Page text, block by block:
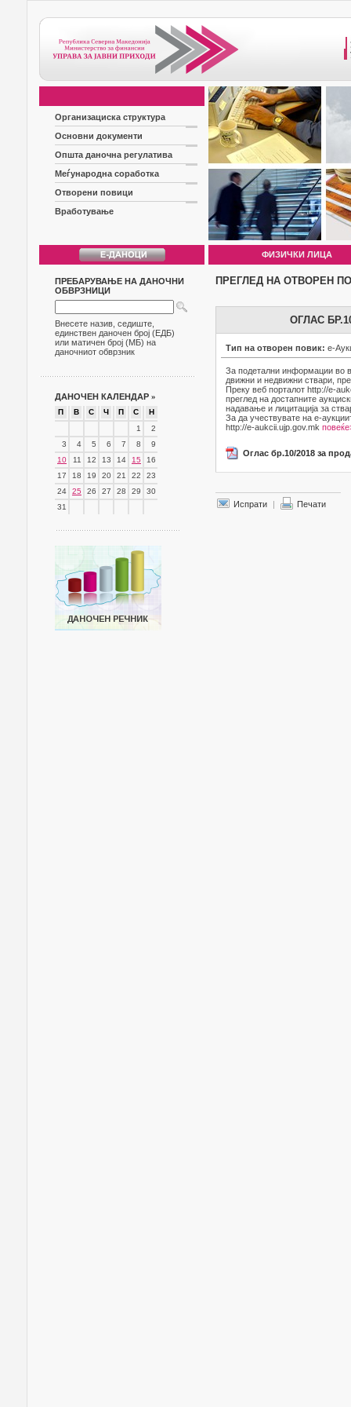
Организациска структура
Основни документи
Општа даночна регулатива
Меѓународна соработка
Отворени повици
Вработување
ФИЗИЧКИ ЛИЦА
ПРЕБАРУВАЊЕ НА ДАНОЧНИ
ОБВРЗНИЦИ
Внесете назив, седиште,
единствен даночен број (ЕДБ)
или матичен број (МБ) на
даночниот обврзник
ДАНОЧЕН КАЛЕНДАР »
П В С Ч П С
Н
1
2
3
4 5 6 7 8
9
10
11 12 13 14 15
16
17
18 19 20 21 22
23
24
25 26 27 28 29
30
31
ПРЕГЛЕД НА ОТВОРЕН
ОГЛАС
Тип на отворен повик: е-
За подетални информации во
движни и недвижни ствари,
Преку веб порталот http://e-
преглед на достапните
надавање и лицитација за
За да учествувате на е-
http://e-aukcii.ujp.gov.mk
Оглас бр.10/2018 за
Испрати | Печати